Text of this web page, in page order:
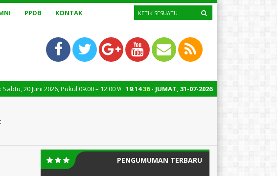
PPDB KONTAK
19:1437- JUMAT, 31-07-2026
2026, Pukul 09.00 – 12.00 WIB
PENGUMUMAN TERBARU